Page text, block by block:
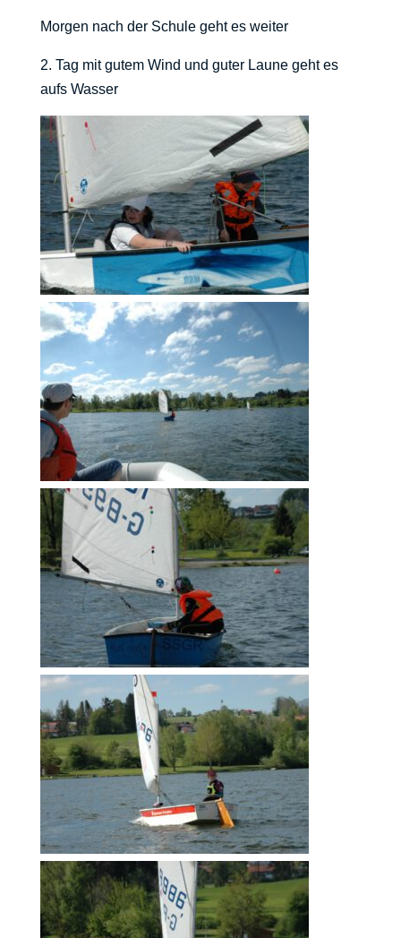
Morgen nach der Schule geht es weiter
2. Tag mit gutem Wind und guter Laune geht es
aufs Wasser